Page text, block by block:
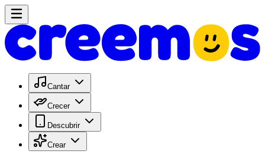
Cantar
Crecer
Descubrir
Crear